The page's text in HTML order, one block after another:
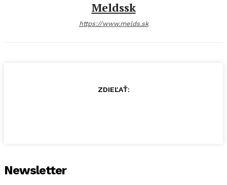
Meldssk
https://www.melds.sk
ZDIEĽAŤ:
Newsletter